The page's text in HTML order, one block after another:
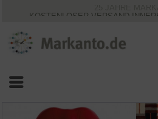
KOSTENLOSER VERSAND
VIELFÄLTIGE
BESTPRICE-